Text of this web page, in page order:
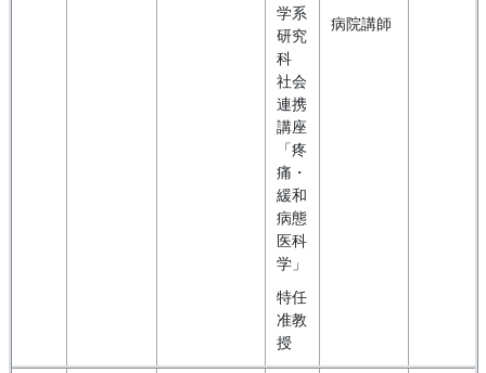
学系
研究
科
社会
連携
講座
「疼
痛・
緩和
病態
医科
学」
特任
准教
授
病院講師